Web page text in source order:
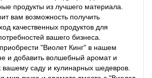
продукты из лучшего материала.
вам возможность получить
качественных продуктов для
вашего бизнеса.
"Виолет Кинг" в нашем
и добавить волшебный аромат и
вашему саду и кулинарных шедевров.